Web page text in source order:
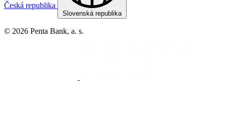
Česká republika
Slovenská republika
© 2026 Penta Bank, a. s.